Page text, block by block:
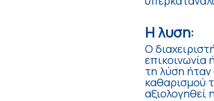
Η λύση:
Ο
επικοινωνία
τη λύση
καθαρισμού
αξιολογηθεί